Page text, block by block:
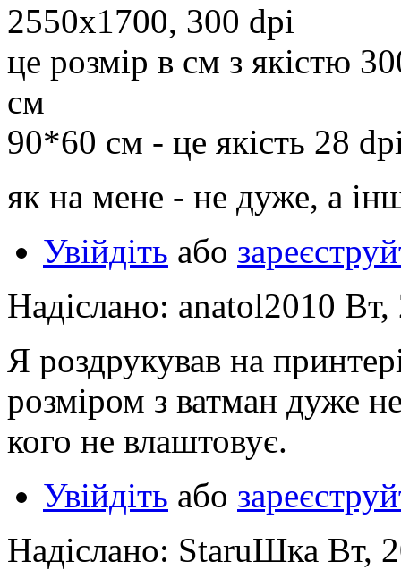
2550х1700, 300 dpi
це розмір в см з якістю
см
90*60 см - це якість 28
як на мене - не дуже, а
Увійдіть або
Надіслано: anatol2010
Я роздрукував на
розміром з ватман дуже
кого не влаштовує.
Увійдіть або
Надіслано: StaruШка Вт,